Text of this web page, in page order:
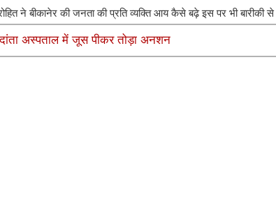
ने बीकानेर की जनता की प्रति व्यक्ति आय कैसे बढ़े इस पर भी बारीकी से
अस्पताल में जूस पीकर तोड़ा अनशन